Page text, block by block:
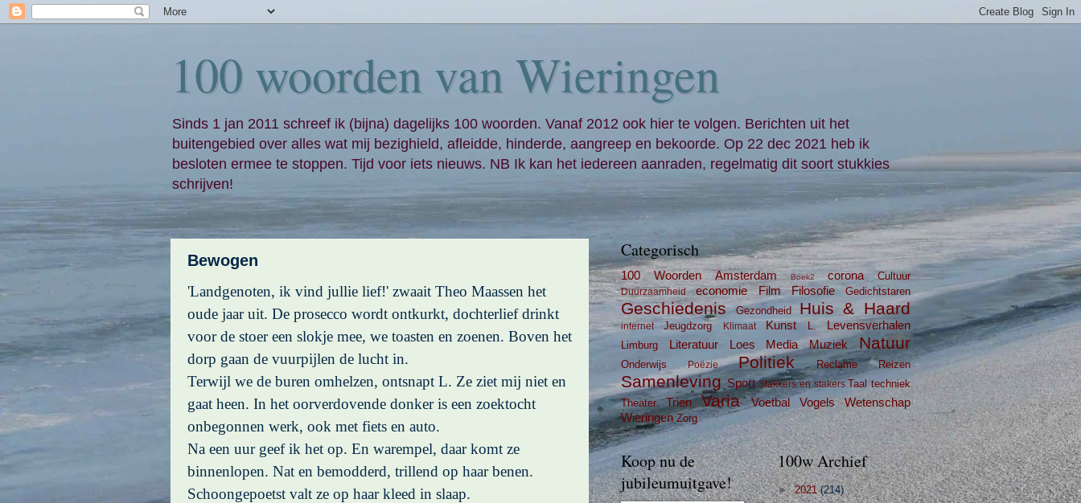
100 woorden van Wieringen
Sinds 1 jan 2011 schreef ik (bijna) dagelijks 100 woorden. Vanaf 2012 ook hier te volgen. Berichten uit het
buitengebied over alles wat mij bezighield, afleidde, hinderde, aangreep en bekoorde. Op 22 dec 2021 heb ik
besloten ermee te stoppen. Tijd voor iets nieuws. NB Ik kan het iedereen aanraden, regelmatig dit soort stukkies
schrijven!
Bewogen
'Landgenoten, ik vind jullie lief!' zwaait Theo Maassen het
oude jaar uit. De prosecco wordt ontkurkt, dochterlief drinkt
voor de stoer een slokje mee, we toasten en zoenen. Boven het
dorp gaan de vuurpijlen de lucht in.
Terwijl we de buren omhelzen, ontsnapt L. Ze ziet mij niet en
gaat heen. In het oorverdovende donker is een zoektocht
onbegonnen werk, ook met fiets en auto.
Na een uur geef ik het op. En warempel, daar komt ze
binnenlopen. Nat en bemodderd, trillend op haar benen.
Schoongepoetst valt ze op haar kleed in slaap.
Categorisch
100 Woorden Amsterdam Boek2 corona Cultuur
Duurzaamheid economie Film Filosofie Gedichtstaren
Geschiedenis Gezondheid Huis & Haard
internet Jeugdzorg Klimaat Kunst L. Levensverhalen
Limburg Literatuur Loes Media Muziek Natuur
Onderwijs Poëzie Politiek Reclame Reizen
Samenleving Sport Stakkers en stakers Taal techniek
Theater
Trien Varia Voetbal Vogels
Wetenschap
Wieringen Zorg
Koop nu de
jubileumuitgave!
100w Archief
►2021(214)